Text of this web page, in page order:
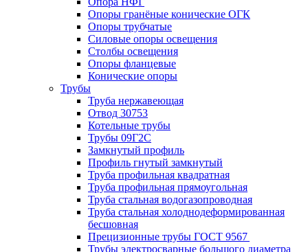
Опоры гранёные конические ОГК
Опоры трубчатые
Силовые опоры освещения
Столбы освещения
Опоры фланцевые
Конические опоры
Трубы
Труба нержавеющая
Отвод 30753
Котельные трубы
Трубы 09Г2С
Замкнутый профиль
Профиль гнутый замкнутый
Труба профильная квадратная
Труба профильная прямоугольная
Труба стальная водогазопроводная
Труба стальная холоднодеформированная
бесшовная
Прецизионные трубы ГОСТ 9567
Трубы электросварные большого диаметра